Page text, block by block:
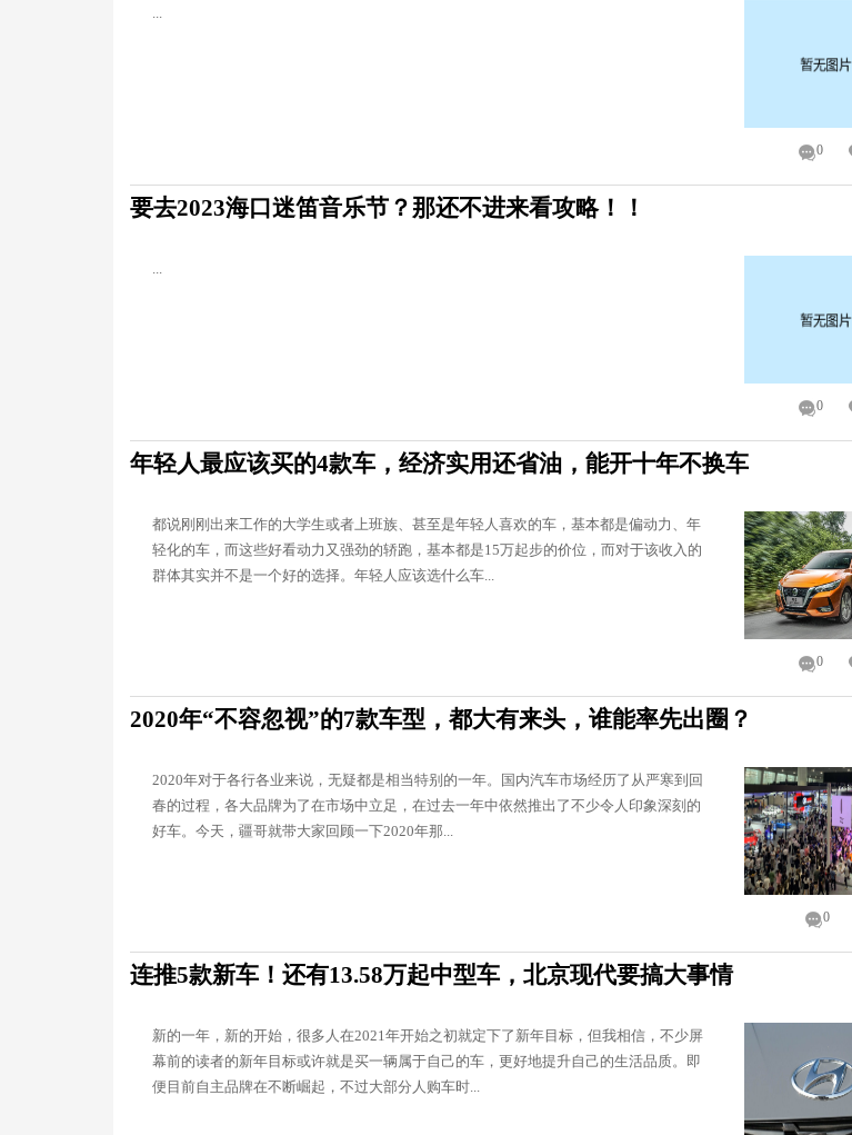
...
0
要去2023海口迷笛音乐节？那还不进来看攻略！！
...
0
年轻人最应该买的4款车，经济实用还省油，能开十年不换车
都说刚刚出来工作的大学生或者上班族、甚至是年轻人喜欢的车，基本都是偏动力、年
轻化的车，而这些好看动力又强劲的轿跑，基本都是15万起步的价位，而对于该收入的
群体其实并不是一个好的选择。年轻人应该选什么车...
0
2020年“不容忽视”的7款车型，都大有来头，谁能率先出圈？
2020年对于各行各业来说，无疑都是相当特别的一年。国内汽车市场经历了从严寒到回
春的过程，各大品牌为了在市场中立足，在过去一年中依然推出了不少令人印象深刻的
好车。今天，疆哥就带大家回顾一下2020年那...
0
连推5款新车！还有13.58万起中型车，北京现代要搞大事情
新的一年，新的开始，很多人在2021年开始之初就定下了新年目标，但我相信，不少屏
幕前的读者的新年目标或许就是买一辆属于自己的车，更好地提升自己的生活品质。即
便目前自主品牌在不断崛起，不过大部分人购车时...